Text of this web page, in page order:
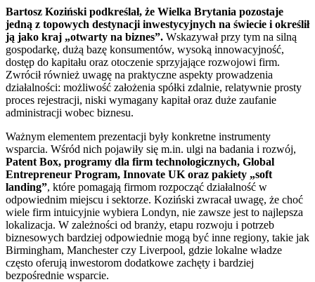
Bartosz Koziński podkreślał, że Wielka Brytania pozostaje
jedną z topowych destynacji inwestycyjnych na świecie i określił
ją jako kraj „otwarty na biznes”. Wskazywał przy tym na silną
gospodarkę, dużą bazę konsumentów, wysoką innowacyjność,
dostęp do kapitału oraz otoczenie sprzyjające rozwojowi firm.
Zwrócił również uwagę na praktyczne aspekty prowadzenia
działalności: możliwość założenia spółki zdalnie, relatywnie prosty
proces rejestracji, niski wymagany kapitał oraz duże zaufanie
administracji wobec biznesu.
Ważnym elementem prezentacji były konkretne instrumenty
wsparcia. Wśród nich pojawiły się m.in. ulgi na badania i rozwój,
Patent Box, programy dla firm technologicznych, Global
Entrepreneur Program, Innovate UK oraz pakiety „soft
landing”, które pomagają firmom rozpocząć działalność w
odpowiednim miejscu i sektorze. Koziński zwracał uwagę, że choć
wiele firm intuicyjnie wybiera Londyn, nie zawsze jest to najlepsza
lokalizacja. W zależności od branży, etapu rozwoju i potrzeb
biznesowych bardziej odpowiednie mogą być inne regiony, takie jak
Birmingham, Manchester czy Liverpool, gdzie lokalne władze
często oferują inwestorom dodatkowe zachęty i bardziej
bezpośrednie wsparcie.